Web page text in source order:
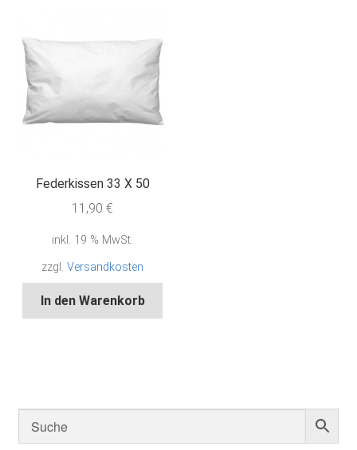
Federkissen 33 X 50
11,90€
inkl. 19 % MwSt.
zzgl.Versandkosten
In den Warenkorb